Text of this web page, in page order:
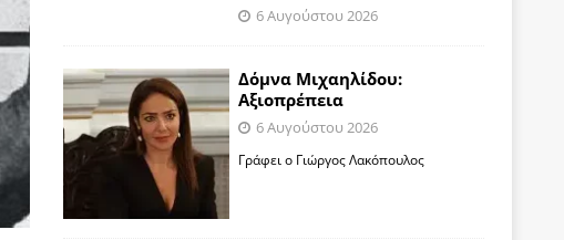
6 Αυγούστου 2026
Δόμνα Μιχαηλίδου:
Αξιοπρέπεια
6 Αυγούστου 2026
Γράφει ο Γιώργος Λακόπουλος